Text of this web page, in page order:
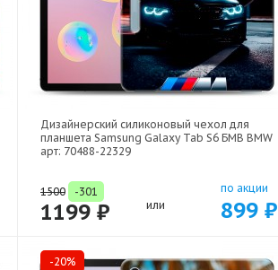
Дизайнерский силиконовый чехол для
планшета Samsung Galaxy Tab S6 БМВ BMW
арт: 70488-22329
1500 -301
1199 ₽ или
по акции
899 ₽
-20%